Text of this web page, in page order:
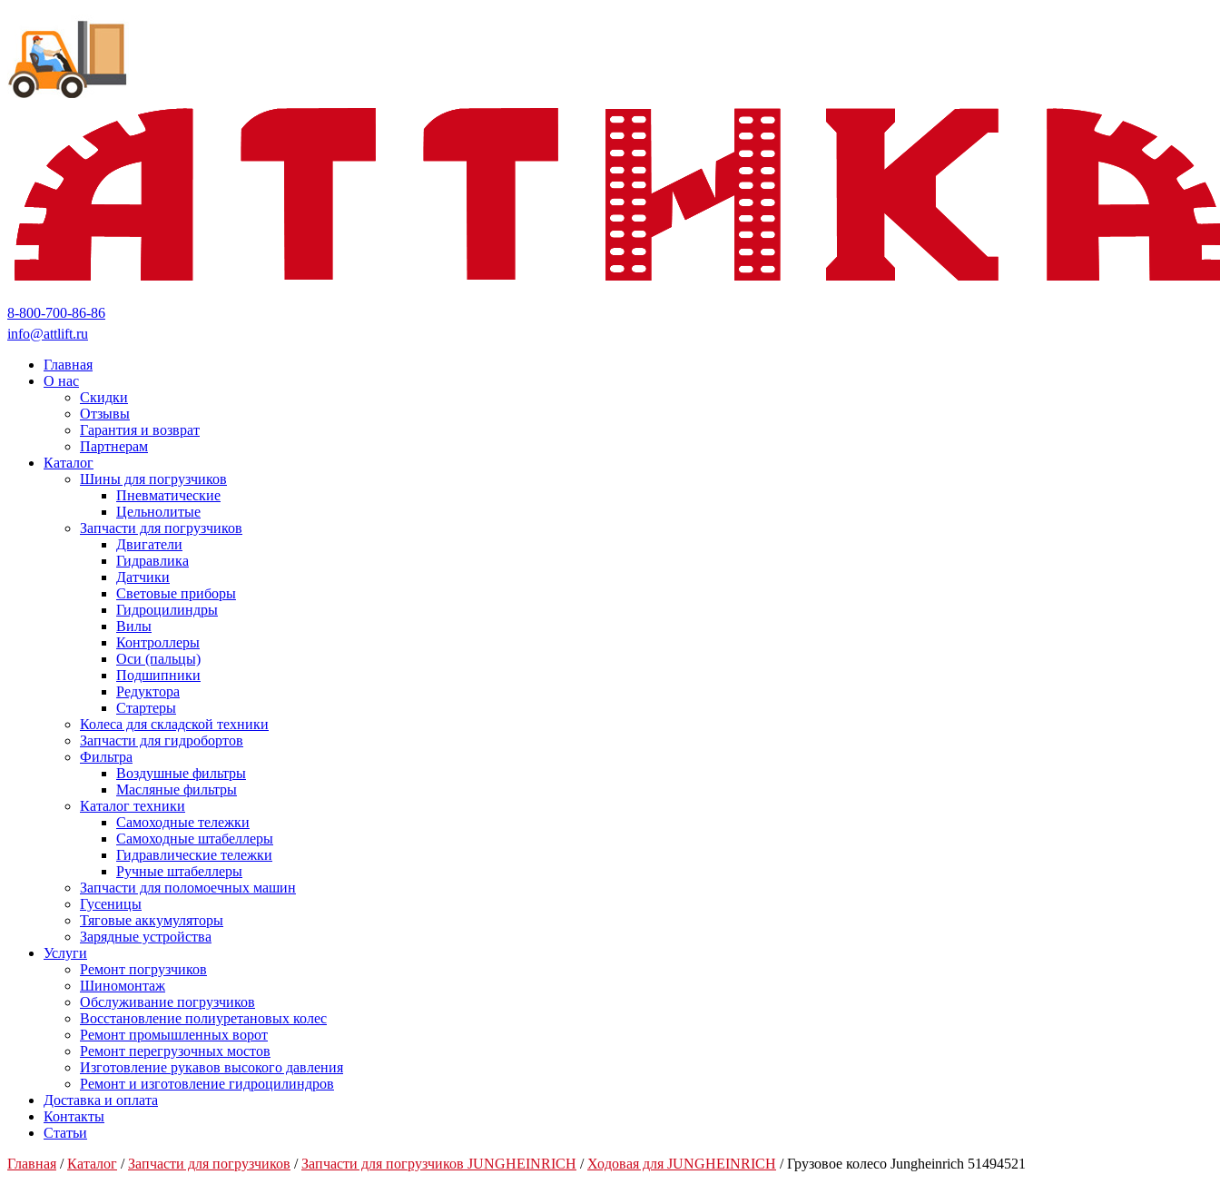
8-800-700-86-86
info@attlift.ru
Главная
О нас
Скидки
Отзывы
Гарантия и возврат
Партнерам
Каталог
Шины для погрузчиков
Пневматические
Цельнолитые
Запчасти для погрузчиков
Двигатели
Гидравлика
Датчики
Световые приборы
Гидроцилиндры
Вилы
Контроллеры
Оси (пальцы)
Подшипники
Редуктора
Стартеры
Колеса для складской техники
Запчасти для гидробортов
Фильтра
Воздушные фильтры
Масляные фильтры
Каталог техники
Самоходные тележки
Самоходные штабеллеры
Гидравлические тележки
Ручные штабеллеры
Запчасти для поломоечных машин
Гусеницы
Тяговые аккумуляторы
Зарядные устройства
Услуги
Ремонт погрузчиков
Шиномонтаж
Обслуживание погрузчиков
Восстановление полиуретановых колес
Ремонт промышленных ворот
Ремонт перегрузочных мостов
Изготовление рукавов высокого давления
Ремонт и изготовление гидроцилиндров
Доставка и оплата
Контакты
Статьи
Главная /Каталог /Запчасти для погрузчиков /Запчасти для погрузчиков JUNGHEINRICH / Ходовая для JUNGHEINRICH / Грузовое колесо Jungheinrich 51494521